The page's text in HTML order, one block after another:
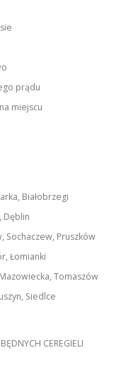
prądu
miejscu
Białobrzegi
Dęblin
Sochaczew, Pruszków
Łomianki
Tomaszów
Siedlce
CEREGIELI